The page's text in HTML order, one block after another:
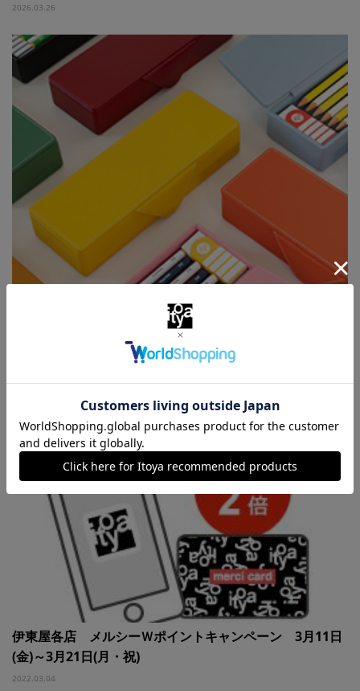
2026.03.26
伊東屋各店 Hello! New School Life
伊東屋各店 メルシーＷポイントキャンペーン 3月11日
(金)～3月21日(月・祝)
2022.03.04